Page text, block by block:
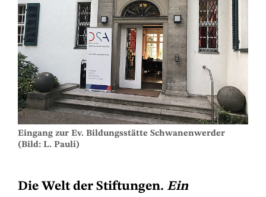
Eingang zur Ev. Bildungsstätte Schwanenwerder
(Bild: L. Pauli)
Die Welt der Stiftungen. Ein